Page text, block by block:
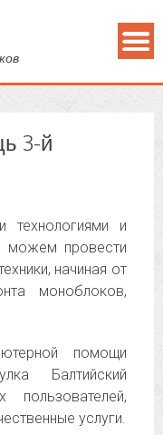
3-й
и
можем провести
начиная от
моноблоков,
помощи
Балтийский
услуги.